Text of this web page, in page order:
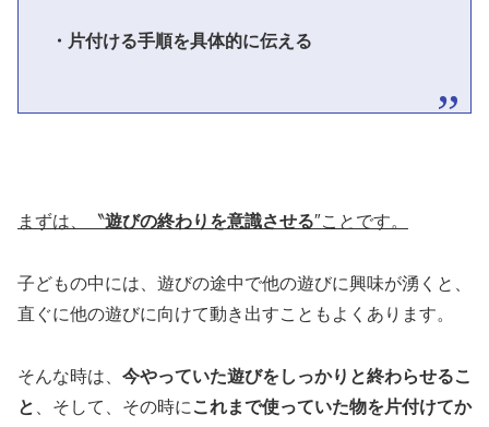
・片付ける手順を具体的に伝える
まずは、〝遊びの終わりを意識させる″ことです。
子どもの中には、遊びの途中で他の遊びに興味が湧くと、
直ぐに他の遊びに向けて動き出すこともよくあります。
そんな時は、 今やっていた遊びをしっかりと終わらせるこ
と
、そして、その時に これまで使っていた物を片付けてか